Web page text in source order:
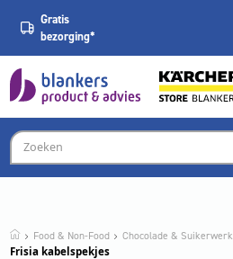
Gratis
bezorging*
Food & Non-Food Chocolade & Suikerwerk
Frisia kabelspekjes